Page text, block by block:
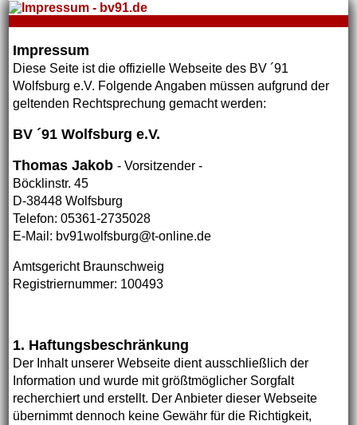
Impressum
Diese Seite ist die offizielle Webseite des BV ´91
Wolfsburg e.V. Folgende Angaben müssen aufgrund der
geltenden Rechtsprechung gemacht werden:
BV ´91 Wolfsburg e.V.
Thomas Jakob- Vorsitzender -
Böcklinstr. 45
D-38448 Wolfsburg
Telefon: 05361-2735028
E-Mail: bv91wolfsburg@t-online.de
Amtsgericht Braunschweig
Registriernummer: 100493
1. Haftungsbeschränkung
Der Inhalt unserer Webseite dient ausschließlich der
Information und wurde mit größtmöglicher Sorgfalt
recherchiert und erstellt. Der Anbieter dieser Webseite
übernimmt dennoch keine Gewähr für die Richtigkeit,